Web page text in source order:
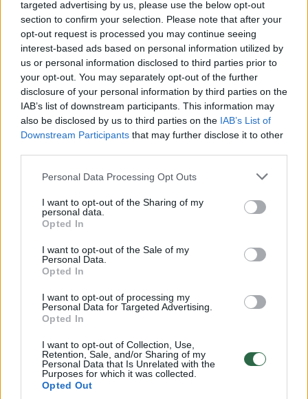
targeted advertising by us, please use the below opt-out
section to confirm your selection. Please note that after your
opt-out request is processed you may continue seeing
interest-based ads based on personal information utilized by
us or personal information disclosed to third parties prior to
your opt-out. You may separately opt-out of the further
disclosure of your personal information by third parties on the
IAB’s list of downstream participants. This information may
also be disclosed by us to third parties on the IAB’s List of
Downstream Participants that may further disclose it to other
Personal Data Processing Opt Outs
I want to opt-out of the Sharing of my
personal data.
Opted In
I want to opt-out of the Sale of my
Personal Data.
Opted In
I want to opt-out of processing my
Personal Data for Targeted Advertising.
Opted In
I want to opt-out of Collection, Use,
Retention, Sale, and/or Sharing of my
Personal Data that Is Unrelated with the
Purposes for which it was collected.
Opted Out
Stankūnaite, kai ji buvo nepilnametė
00:01:48
Išskirtinio interviu metu Rūta Vanagaitė neapsikentė:
išvadino idiotais ir trenkė studijos durimis
00:25:12
lietuvėmis vienu metu
Laidos | Patriotai
Visa tiesa apie Dalios Grybauskaitės gyvenimą, kurią
norėta nutylėti
medinėje dėžėje
Laidos | Patriotai